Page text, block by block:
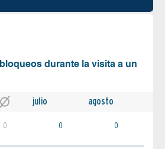
durante la visita a un
julio agosto
0 0 0